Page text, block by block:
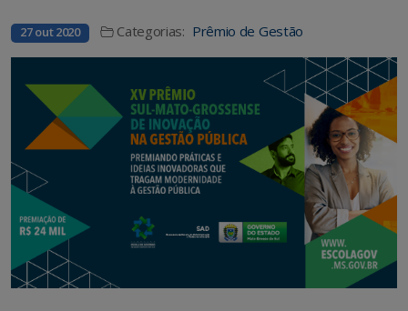
27 out 2020 Categorias: Prêmio de Gestão